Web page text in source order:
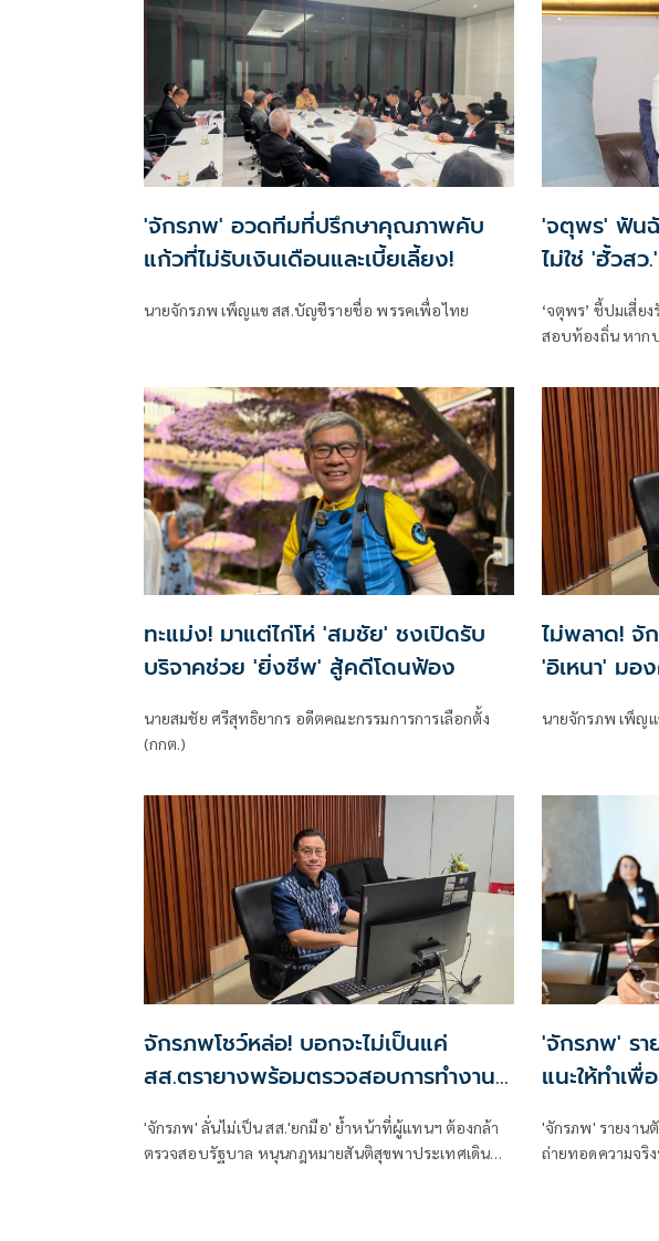
'จักรภพ' อวดทีมที่ปรึกษาคุณภาพคับ
แก้วที่ไม่รับเงินเดือนและเบี้ยเลี้ยง!
นายจักรภพ เพ็ญแข สส.บัญชีรายชื่อ พรรคเพื่อไทย
'จตุพร' ฟันฉั
ไม่ใช่ 'ฮั้วส
สาหัสกว่า ห
‘จตุพร’ ชี้ปมเสี่ย
สอบท้องถิ่น หาก
ทะแม่ง! มาแต่ไก่โห่ 'สมชัย' ชงเปิดรับ
บริจาคช่วย 'ยิ่งชีพ' สู้คดีโดนฟ้อง
นายสมชัย ศรีสุทธิยากร อดีตคณะกรรมการการเลือกตั้ง
(กกต.)
ไม่พลาด! จั
'อิเหนา' มอ
นายจักรภพ เพ็ญ
จักรภพโชว์หล่อ! บอกจะไม่เป็นแค่
สส.ตรายางพร้อมตรวจสอบการทำงาน
รัฐบาลด้วย
'จักรภพ' ลั่นไม่เป็น สส.'ยกมือ' ย้ำหน้าที่ผู้แทนฯ ต้องกล้า
ตรวจสอบรัฐบาล หนุนกฎหมายสันติสุขพาประเทศเดิน
'จักรภพ' ร
แนะให้ทำเพื่
'จักรภพ' รายงาน
ถ่ายทอดความจริง